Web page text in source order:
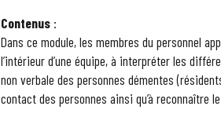
Contenus :
Dans ce module, les membres du personnel
l’intérieur d’une équipe, à interpréter les
non verbale des personnes démentes
contact des personnes ainsi qu’à reconnaître